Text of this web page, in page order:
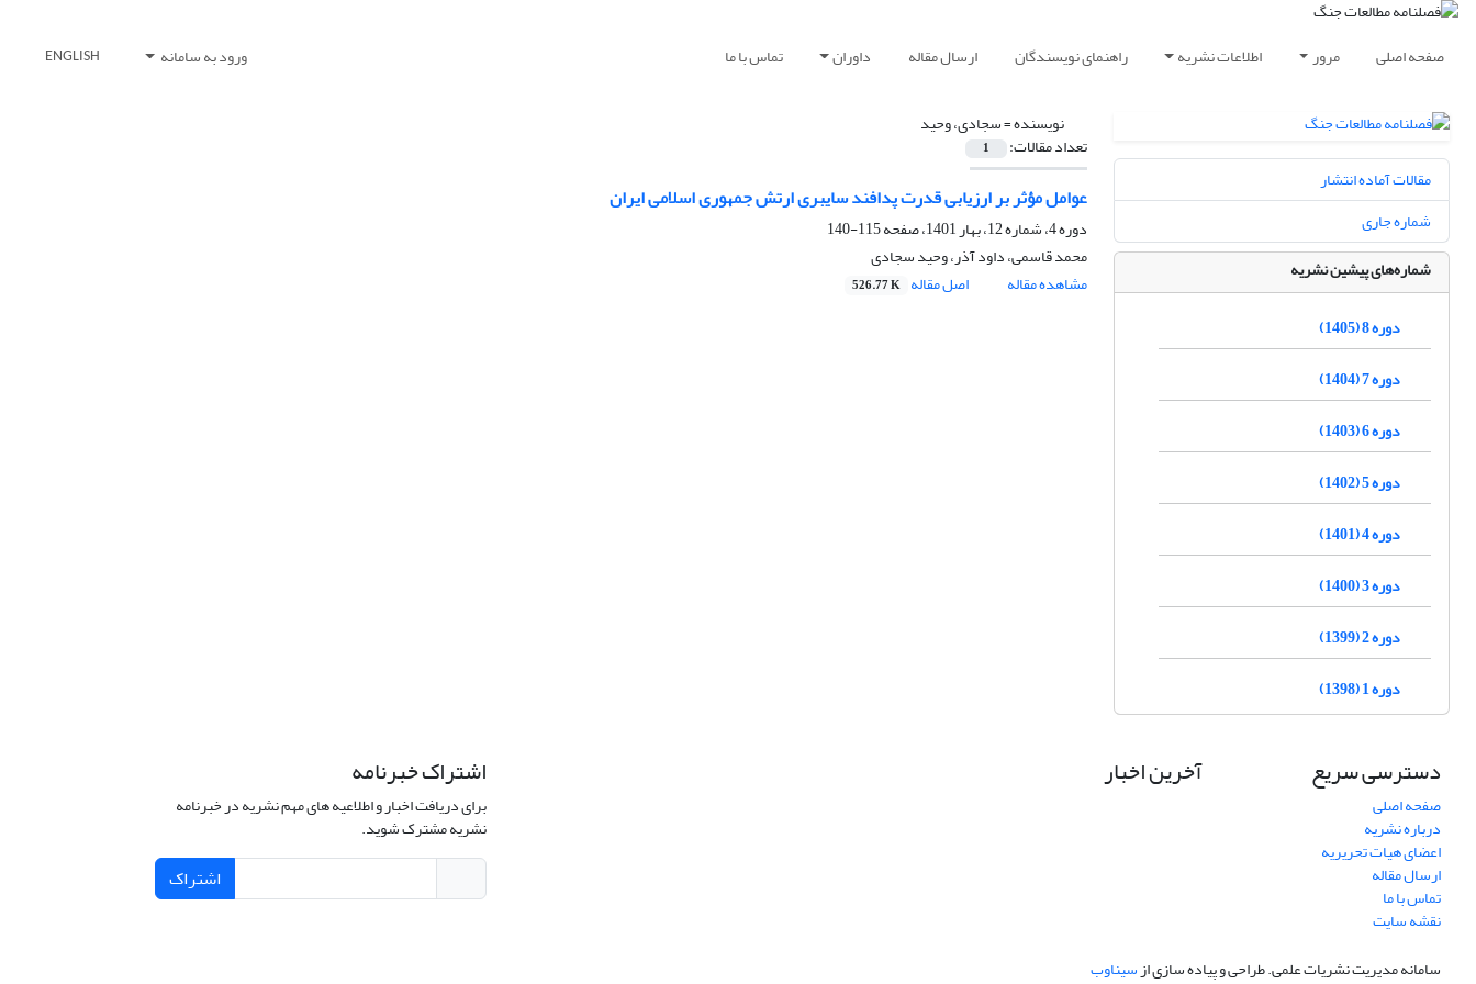
صفحه اصلی مرور اطلاعات نشریه راهنمای نویسندگان ارسال مقاله داوران تماس با ما ورود به سامانه ENGLISH
نویسنده =سجادی، وحید
تعداد مقالات: 1
عوامل مؤثر بر ارزیابی قدرت پدافند سایبری ارتش جمهوری اسلامی ایران
دوره 4، شماره 12، بهار 1401، صفحه
115-140
محمد قاسمی، داود آذر، وحید سجادی
مشاهده مقاله
اصل مقاله 526.77 K
مقالات آماده انتشار
شماره جاری
شماره‌های پیشین نشریه
دوره 8 (1405)
دوره 7 (1404)
دوره 6 (1403)
دوره 5 (1402)
دوره 4 (1401)
دوره 3 (1400)
دوره 2 (1399)
دوره 1 (1398)
دسترسی سریع
صفحه اصلی
درباره نشریه
اعضای هیات تحریریه
ارسال مقاله
تماس با ما
نقشه سایت
آخرین اخبار اشتراک خبرنامه
برای دریافت اخبار و اطلاعیه های مهم نشریه در خبرنامه
نشریه مشترک شوید.
اشتراک
سامانه مدیریت نشریات علمی.طراحی و پیاده سازی ازسیناوب